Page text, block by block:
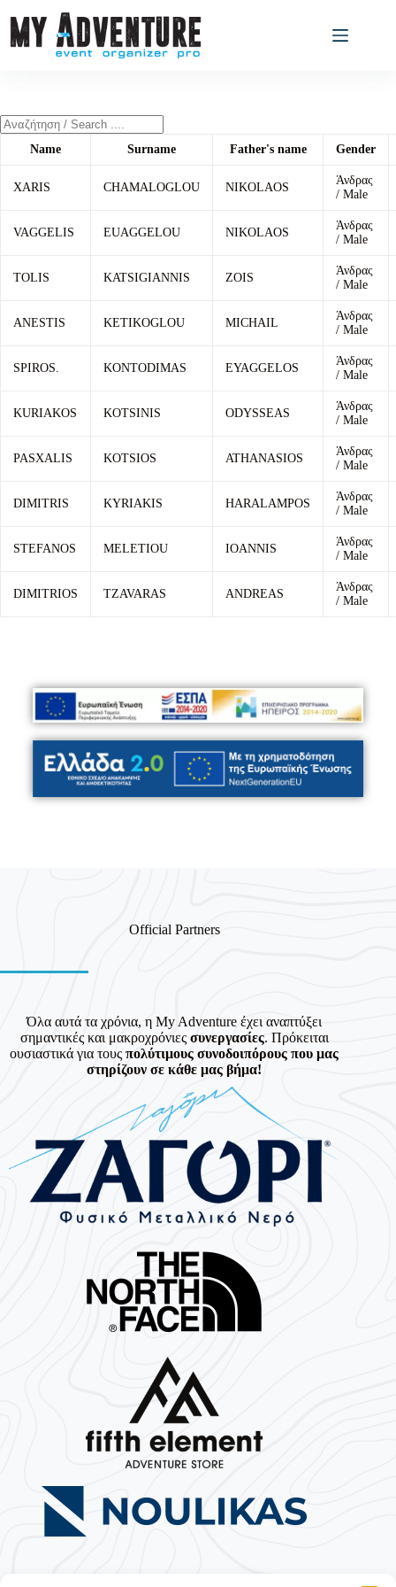
Name Surname Father's name Gender
XARIS CHAMALOGLOU NIKOLAOS
Άνδρας
/ Male
VAGGELIS EUAGGELOU NIKOLAOS
Άνδρας
/ Male
TOLIS KATSIGIANNIS ZOIS
Άνδρας
/ Male
ANESTIS KETIKOGLOU MICHAIL
Άνδρας
/ Male
SPIROS. KONTODIMAS EYAGGELOS
Άνδρας
/ Male
KURIAKOS KOTSINIS ODYSSEAS
Άνδρας
/ Male
PASXALIS KOTSIOS ATHANASIOS
Άνδρας
/ Male
DIMITRIS KYRIAKIS HARALAMPOS
Άνδρας
/ Male
STEFANOS MELETIOU IOANNIS
Άνδρας
/ Male
DIMITRIOS TZAVARAS ANDREAS
Άνδρας
/ Male
Official Partners
Όλα αυτά τα χρόνια, η My Adventure έχει αναπτύξει
σημαντικές και μακροχρόνιες συνεργασίες. Πρόκειται
ουσιαστικά για τουςπολύτιμους συνοδοιπόρους που μας
στηρίζουν σε κάθε μας βήμα!